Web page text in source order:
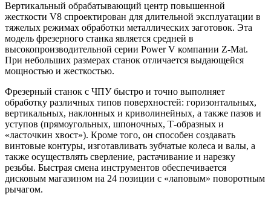
Вертикальный обрабатывающий центр повышенной
жесткости V8 спроектирован для длительной эксплуатации в
тяжелых режимах обработки металлических заготовок. Эта
модель фрезерного станка является средней в
высокопроизводительной серии Power V компании Z-Mat.
При небольших размерах станок отличается выдающейся
мощностью и жесткостью.
Фрезерный станок с ЧПУ быстро и точно выполняет
обработку различных типов поверхностей: горизонтальных,
вертикальных, наклонных и криволинейных, а также пазов и
уступов (прямоугольных, шпоночных, Т-образных и
«ласточкин хвост»). Кроме того, он способен создавать
винтовые контуры, изготавливать зубчатые колеса и валы, а
также осуществлять сверление, растачивание и нарезку
резьбы. Быстрая смена инструментов обеспечивается
дисковым магазином на 24 позиции с «лаповым» поворотным
рычагом.